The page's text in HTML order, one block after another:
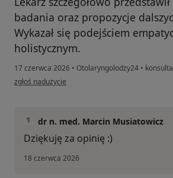
badania oraz propozycje
Wykazał się podejściem
holistycznym.
17 czerwca 2026 • Otolaryngolodzy24 •
w opinii użytkownika Joanna
zgłoś nadużycie
dr n. med. Marcin Musiatowicz
Dziękuję za opinię :)
18 czerwca 2026